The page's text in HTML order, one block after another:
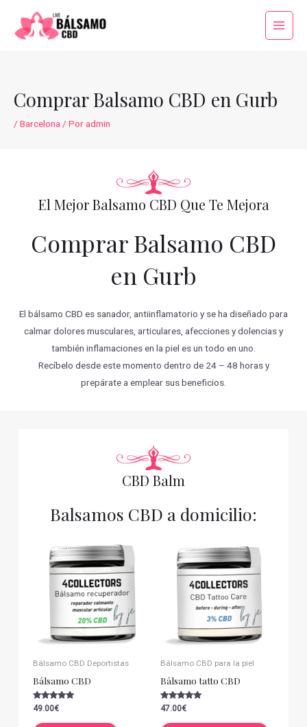
contenido
Main
Comprar Balsamo CBD en Gurb
/ Barcelona / Poradmin
El Mejor Balsamo CBD Que Te Mejora
Comprar Balsamo CBD
en Gurb
El bálsamo CBD es sanador, antiinflamatorio y se ha diseñado para
calmar dolores musculares, articulares, afecciones y dolencias y
también inflamaciones en la piel es un todo en uno.
Recíbelo desde este momento dentro de 24 – 48 horas y
prepárate a emplear sus beneficios.
CBD Balm
Balsamos CBD a domicilio:
Bálsamo CBD Deportistas
Bálsamo CBD
Valorado con
de 5
49.00€
Bálsamo CBD para la piel
Bálsamo tatto CBD
Valorado con
de 5
47.00€